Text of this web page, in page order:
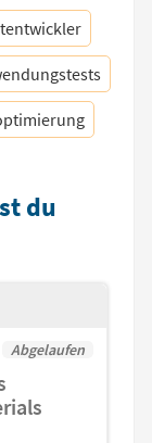
du
Abgelaufen